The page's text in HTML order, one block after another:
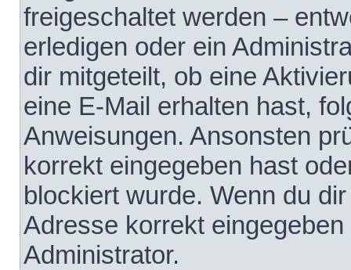
freigeschaltet werden –
erledigen oder ein
dir mitgeteilt, ob eine
eine E-Mail erhalten hast,
Anweisungen. Ansonsten
korrekt eingegeben hast
blockiert wurde. Wenn du
Adresse korrekt
Administrator.